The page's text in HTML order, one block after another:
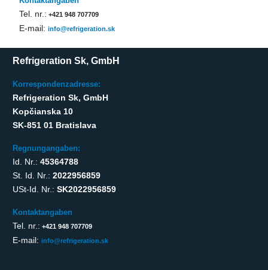
Tel. nr.: +421 948 707709
E-mail: info@refrigeration.sk
Refrigeration Sk, GmbH
Korrespondenzadresse:
Refrigeration Sk, GmbH
Kopčianska 10
SK-851 01 Bratislava
Regnungangaben:
Id. Nr.:45364788
St. Id. Nr.:2022956859
USt-Id. Nr.:SK2022956859
Kontaktangaben
Tel. nr.: +421 948 707709
E-mail:info@refrigeration.sk